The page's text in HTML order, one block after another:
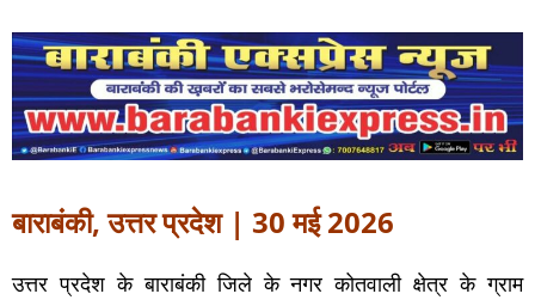
बाराबंकी, उत्तर प्रदेश | 30 मई 2026
उत्तर प्रदेश के बाराबंकी जिले के नगर कोतवाली क्षेत्र के ग्राम